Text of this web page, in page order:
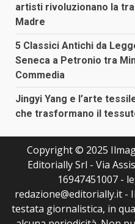
artisti rivoluzionano la
Madre
5 Classici Antichi da
Seneca a Petronio tra
Commedia
Jingyi Yang e l’arte
che trasformano il
Copyright © 2025
Editorially Srl - Via
16947451007 -
redazione@editorially.it -
testata giornalistica, in